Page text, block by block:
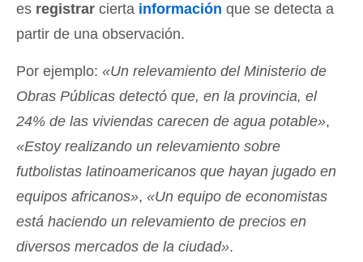
es registrar cierta información que se detecta a
partir de una observación.
Por ejemplo: «Un relevamiento del Ministerio de
Obras Públicas detectó que, en la provincia, el
24% de las viviendas carecen de agua potable»,
«Estoy realizando un relevamiento sobre
futbolistas latinoamericanos que hayan jugado en
equipos africanos», «Un equipo de economistas
está haciendo un relevamiento de precios en
diversos mercados de la ciudad».